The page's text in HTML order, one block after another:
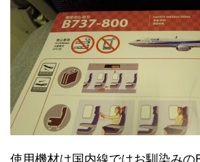
使用機材は国内線ではお馴染みの